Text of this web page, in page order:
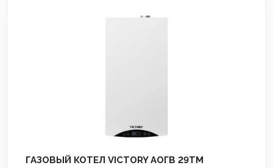
ГАЗОВЫЙ КОТЕЛ VICTORY АОГВ 29TM